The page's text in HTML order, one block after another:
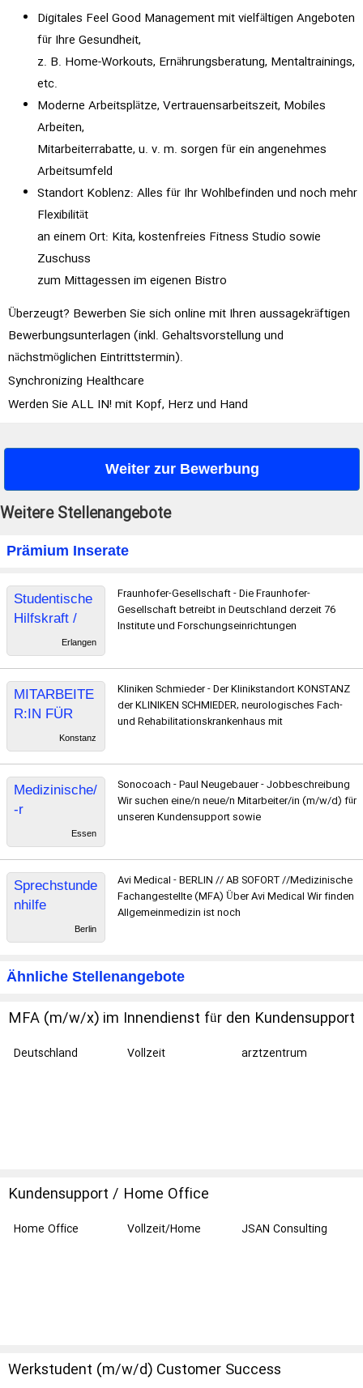
Digitales Feel Good Management mit vielfältigen Angeboten
für Ihre Gesundheit,
z. B. Home-Workouts, Ernährungsberatung, Mentaltrainings,
etc.
Moderne Arbeitsplätze, Vertrauensarbeitszeit, Mobiles
Arbeiten,
Mitarbeiterrabatte, u. v. m. sorgen für ein angenehmes
Arbeitsumfeld
Standort Koblenz: Alles für Ihr Wohlbefinden und noch mehr
Flexibilität
an einem Ort: Kita, kostenfreies Fitness Studio sowie
Zuschuss
zum Mittagessen im eigenen Bistro
Überzeugt? Bewerben Sie sich online mit Ihren aussagekräftigen
Bewerbungsunterlagen (inkl. Gehaltsvorstellung und
nächstmöglichen Eintrittstermin).
Synchronizing Healthcare
Werden Sie ALL IN! mit Kopf, Herz und Hand
Weiter zur Bewerbung
Weitere Stellenangebote
Prämium Inserate
Studentische
Hilfskraft /
Praktikant -
Bereich
Bildverarbeitu
ng
Erlangen
Fraunhofer-Gesellschaft - Die Fraunhofer-
Gesellschaft betreibt in Deutschland derzeit 76
Institute und Forschungseinrichtungen
MITARBEITE
R:IN FÜR
ARZTSEKRE
Konstanz
Kliniken Schmieder - Der Klinikstandort KONSTANZ
der KLINIKEN SCHMIEDER, neurologisches Fach-
und Rehabilitationskrankenhaus mit
Medizinische/
-r
Fachangestell
te/-r (MFA) -
Essen
Sonocoach - Paul Neugebauer - Jobbeschreibung
Wir suchen eine/n neue/n Mitarbeiter/in (m/w/d) für
unseren Kundensupport sowie
Sprechstunde
nhilfe
Berlin
Avi Medical - BERLIN // AB SOFORT //Medizinische
Fachangestellte (MFA) Über Avi Medical Wir finden
Allgemeinmedizin ist noch
Ähnliche Stellenangebote
MFA (m/w/x) im Innendienst für den Kundensupport
Deutschland Vollzeit arztzentrum
Kundensupport / Home Office
Home Office
Vollzeit/Home
JSAN Consulting
Werkstudent (m/w/d) Customer Success